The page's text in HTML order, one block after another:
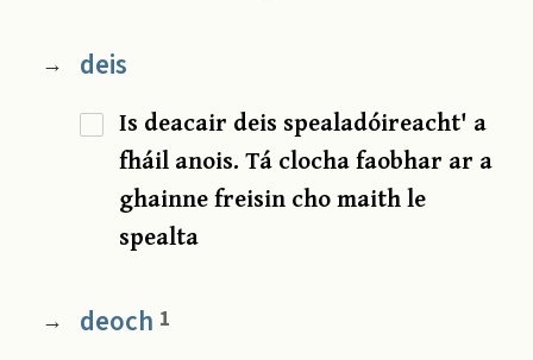
→ deis
Is deacair deis spealadóireacht' a
fháil anois. Tá clocha faobhar ar a
ghainne freisin cho maith le
spealta
→ deoch 1